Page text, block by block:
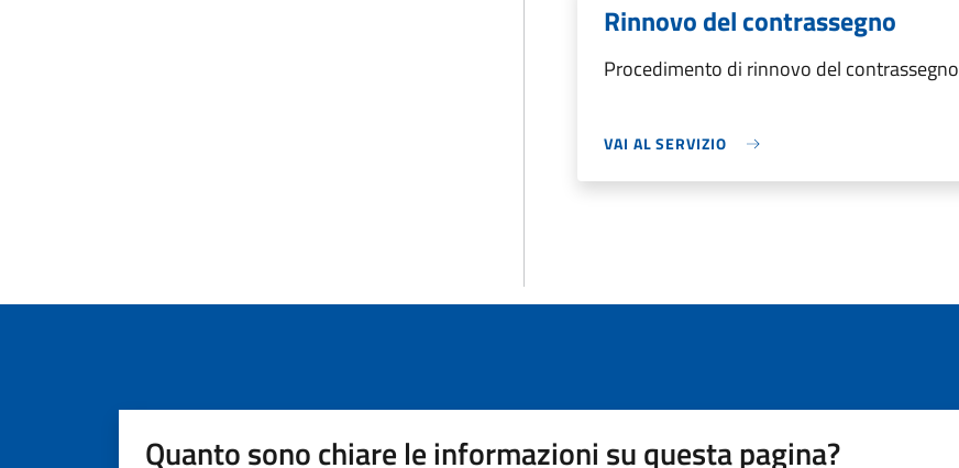
Rinnovo del contrassegno
Procedimento di rinnovo del contrassegno
VAI AL SERVIZIO
Quanto sono chiare le informazioni su questa pagina?